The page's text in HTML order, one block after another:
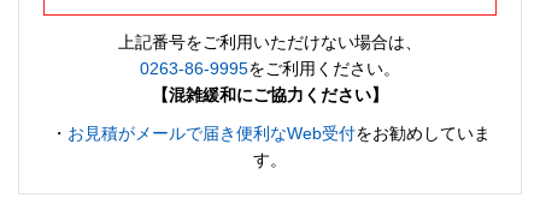
上記番号をご利用いただけない場合は、
0263-86-9995をご利用ください。
【混雑緩和にご協力ください】
・ お見積がメールで届き便利なWeb受付をお勧めしていま
す。